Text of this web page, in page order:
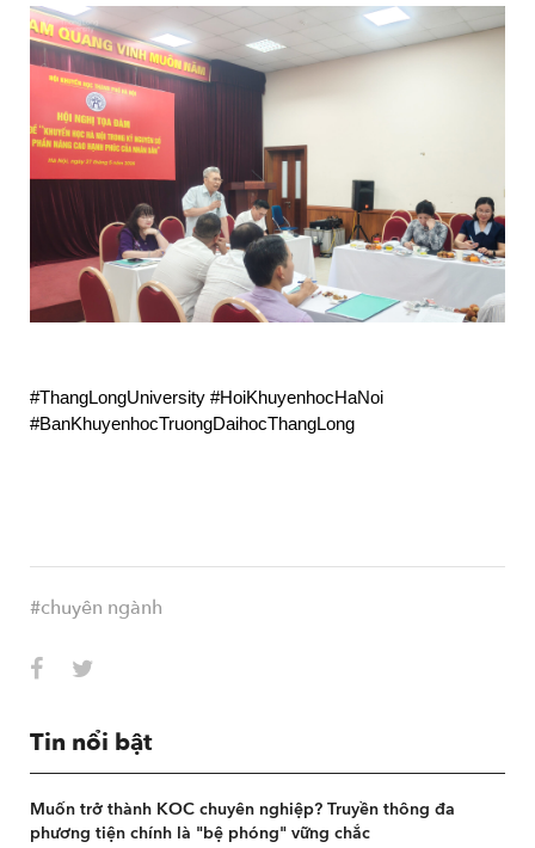
#ThangLongUniversity #HoiKhuyenhocHaNoi
#BanKhuyenhocTruongDaihocThangLong
#chuyên ngành
Tin nổi bật
Muốn trở thành KOC chuyên nghiệp? Truyền thông đa
phương tiện chính là "bệ phóng" vững chắc